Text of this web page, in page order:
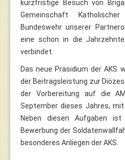
kurzfristige Besuch von
Gemeinschaft
Bundeswehr unserer
eine schon in die
verbindet.
Das neue Präsidium der AKS
der Beitragsleistung zur
der Vorbereitung auf die
September dieses Jahres,
Neben diesen Aufgaben
Bewerbung der
besonderes Anliegen der AKS.